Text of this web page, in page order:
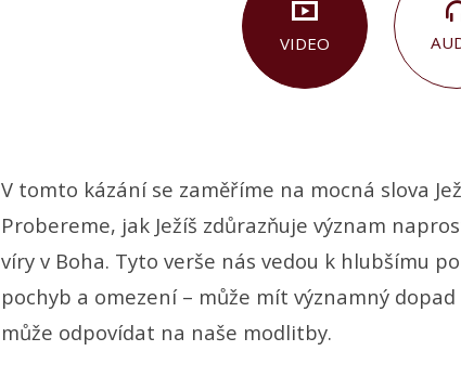
VIDEO
V tomto kázání se zaměříme na mocná slova
Probereme, jak Ježíš zdůrazňuje význam
víry v Boha. Tyto verše nás vedou k hlubšímu
pochyb a omezení – může mít významný
může odpovídat na naše modlitby.